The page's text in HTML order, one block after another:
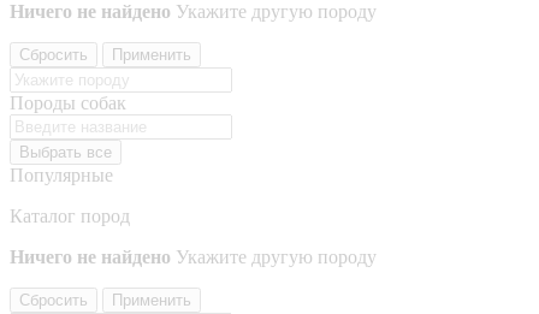
Ничего не найдено Укажите другую породу
Сбросить Применить
Породы собак
Выбрать все
Популярные
Каталог пород
Ничего не найдено Укажите другую породу
Сбросить Применить